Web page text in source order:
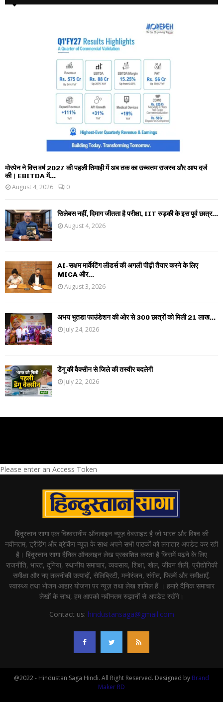
मोरपेन ने वित्त वर्ष 2027 की पहली तिमाही में अब तक का उच्चतम राजस्व और आय दर्ज
की। EBITDA में...
August 4, 2026
0
सिलेबस नहीं, दिमाग जीतता है परीक्षा, IIT रुड़की के इस पूर्व छात्र...
August 4, 2026
AI-सक्षम मार्केटिंग लीडर्स की अगली पीढ़ी तैयार करने के लिए
MICA और...
August 3, 2026
अभय भुतडा फाउंडेशन की ओर से 300 छात्रों को मिली 21 लाख...
July 24, 2026
डेंगू की वैक्सीन से जिले की तस्वीर बदलेगी
July 22, 2026
Please enter an Access Token
हिंदुस्तान सागा एक विश्वसनीय ऑनलाइन न्यूज़ वेबसाइट है जो भारत और विश्व की
नवीनतम, ट्रेंडिंग और ब्रेकिंग न्यूज़ के साथ अपने सभी पाठकों को लगातार अपडेट कर रही
है। हिंदुस्तान सागा दैनिक ऑनलाइन लेख प्रकाशित करता है जिसमें पढ़ने के लिए
राजनीति, भारत, दुनिया, स्थानीय समाचार, व्यवसाय, शिक्षा, खेल, जीवन शैली, प्रौद्योगिकी
समीक्षा और नए तकनीकी उत्पादों, सेलिब्रिटी, मनोरंजन, संगीत, फिल्में और समीक्षाएँ,
स्वास्थ्य तथा भोजन आहार योजना पर न्यूज़ तथा लेख शामिल हैं । हमारे दैनिक समाचार
लेखों के साथ, हम आपको नवीनतम रुझानों से अपडेट रखेंगे।
Contact us: hindustansaga@gmail.com
@2022 - Hindustan Saga Hindi. All Right Reserved. Designed by Brand
Maker RD